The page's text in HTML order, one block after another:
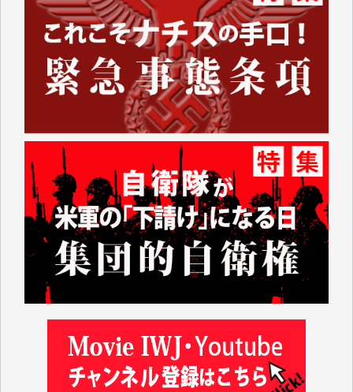
しかし、それが出来なくなって以降はExcelなどを使
ってハイパーリンクを張り、重要と思われる記事にい
つでも簡単にアクセスできるようにして来ました。し
かし、それができるのもコンテンツがサーバーに保存
されているからこそのことであり、そのサーバーが使
えなくなってしまえば二度と視ることが出来なくなっ
「何とかしなければ、何とかしてほしい。」と思いな
がらも前述した事情でどうにもならない自分の非力に
歯ぎしりするばかりです。（T.M.様）
いつもまともな報道、ありがとうございます。（新城
靖 様）